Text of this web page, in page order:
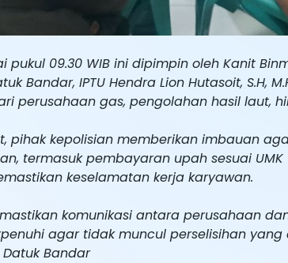
09.30 WIB ini dipimpin oleh Kanit
Bandar, IPTU Hendra Lion Hutasoit, S.H,
perusahaan gas, pengolahan hasil laut,
pihak kepolisian memberikan imbauan
termasuk pembayaran upah sesuai
keselamatan kerja karyawan.
komunikasi antara perusahaan
agar tidak muncul perselisihan
Bandar